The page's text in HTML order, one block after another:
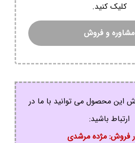
کلیک کنید.
مشاوره و فروش
محصول می توانید با ما در
ارتباط باشید:
فروش: مژده مرشدی